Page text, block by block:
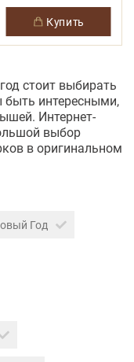
купить
стоит выбирать
интересными,
Интернет-
выбор
в оригинальном
Год